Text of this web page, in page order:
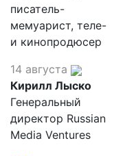
писатель-
мемуарист, теле-
и кинопродюсер
14 августа
Кирилл Лыско
Генеральный
директор Russian
Media Ventures